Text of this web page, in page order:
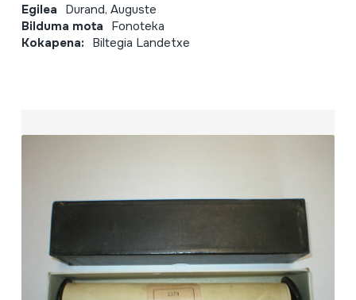
Egilea Durand, Auguste
Bilduma mota Fonoteka
Kokapena: Biltegia Landetxe